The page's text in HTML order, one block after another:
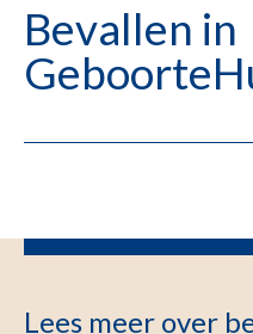
Bevallen in
Lees meer over